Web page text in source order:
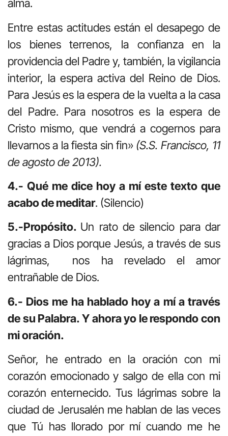
alma.
Entre estas actitudes están el desapego de
los bienes terrenos, la confianza en la
providencia del Padre y, también, la vigilancia
interior, la espera activa del Reino de Dios.
Para Jesús es la espera de la vuelta a la casa
del Padre. Para nosotros es la espera de
Cristo mismo, que vendrá a cogernos para
llevarnos a la fiesta sin fin» (S.S. Francisco, 11
de agosto de 2013).
4.- Qué me dice hoy a mí este texto que
acabo de meditar. (Silencio)
5.-Propósito. Un rato de silencio para dar
gracias a Dios porque Jesús, a través de sus
lágrimas, nos ha revelado el amor
entrañable de Dios.
6.- Dios me ha hablado hoy a mí a través
de su Palabra. Y ahora yo le respondo con
mi oración.
Señor, he entrado en la oración con mi
corazón emocionado y salgo de ella con mi
corazón enternecido. Tus lágrimas sobre la
ciudad de Jerusalén me hablan de las veces
que Tú has llorado por mí cuando me he